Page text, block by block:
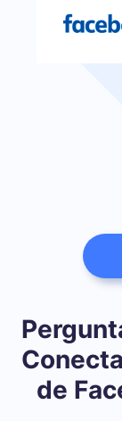
de